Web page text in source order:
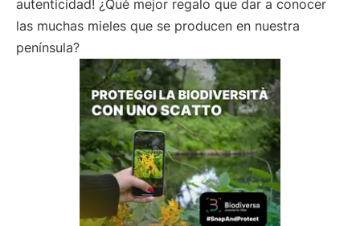
autenticidad! ¿Qué mejor regalo que dar a conocer
las muchas mieles que se producen en nuestra
península?